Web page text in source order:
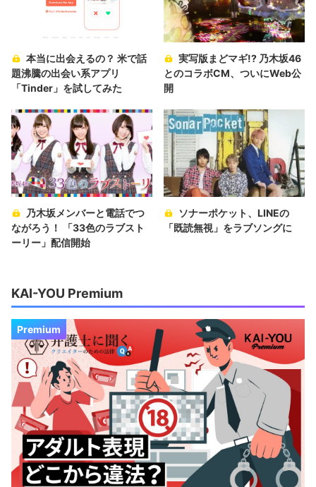
本当に出会えるの？ 米で話
題沸騰の出会い系アプリ
「Tinder」を試してみた
実写版まどマギ!? 乃木坂46
とのコラボCM、ついにWeb公
開
乃木坂メンバーと電話でつ
ながろう！ 「33色のラブスト
ーリー」配信開始
ソナーポケット、LINEの
「既読無視」をラブソングに
KAI-YOU Premium
Premium